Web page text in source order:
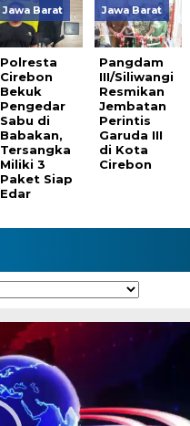
Jawa Barat
Polresta
Cirebon
Bekuk
Pengedar
Sabu di
Babakan,
Tersangka
Miliki 3
Paket Siap
Edar
Jawa Barat
Pangdam
III/Siliwangi
Resmikan
Jembatan
Perintis
Garuda III
di Kota
Cirebon